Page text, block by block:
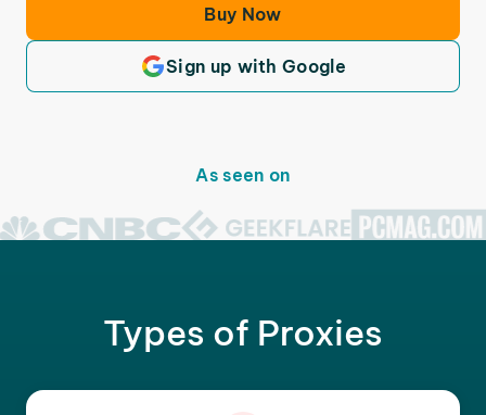
Buy Now
Sign up with Google
As seen on
Types of Proxies